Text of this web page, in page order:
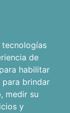
de
para habilitar
para brindar
, medir su
y